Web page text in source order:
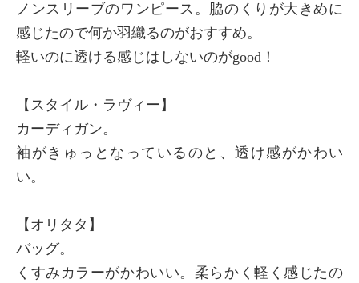
ノンスリーブのワンピース。脇のくりが大きめに
感じたので何か羽織るのがおすすめ。
軽いのに透ける感じはしないのがgood！
【スタイル・ラヴィー】
カーディガン。
袖がきゅっとなっているのと、透け感がかわい
い。
【オリタタ】
バッグ。
くすみカラーがかわいい。柔らかく軽く感じたの